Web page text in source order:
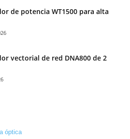
de potencia WT1500 para alta
vectorial de red DNA800 de 2
óptica